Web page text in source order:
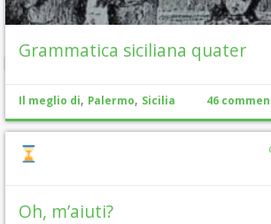
Grammatica siciliana quater
Il meglio di, Palermo, Sicilia 46
Oh, m’aiuti?